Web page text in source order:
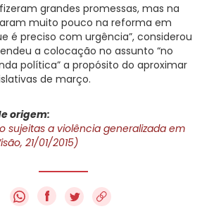
grandes promessas, mas na
muito pouco na reforma em
é preciso com urgência”, considerou
a colocação no assunto “no
política” a propósito do aproximar
de março.
origem:
sujeitas a violência generalizada em
21/01/2015)
f